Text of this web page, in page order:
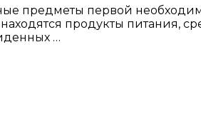
предметы первой
продукты питания,
…